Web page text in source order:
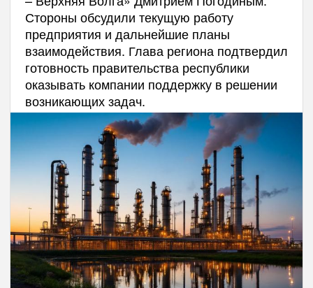
Стороны обсудили текущую работу
предприятия и дальнейшие планы
взаимодействия. Глава региона подтвердил
готовность правительства республики
оказывать компании поддержку в решении
возникающих задач.